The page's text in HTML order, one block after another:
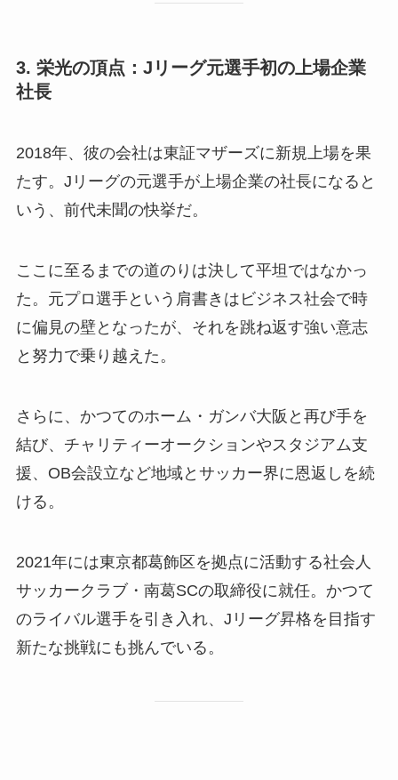
3. 栄光の頂点：Jリーグ元選手初の上場企業
社長
2018年、彼の会社は東証マザーズに新規上場を果
たす。Jリーグの元選手が上場企業の社長になると
いう、前代未聞の快挙だ。
ここに至るまでの道のりは決して平坦ではなかっ
た。元プロ選手という肩書きはビジネス社会で時
に偏見の壁となったが、それを跳ね返す強い意志
と努力で乗り越えた。
さらに、かつてのホーム・ガンバ大阪と再び手を
結び、チャリティーオークションやスタジアム支
援、OB会設立など地域とサッカー界に恩返しを続
ける。
2021年には東京都葛飾区を拠点に活動する社会人
サッカークラブ・南葛SCの取締役に就任。かつて
のライバル選手を引き入れ、Jリーグ昇格を目指す
新たな挑戦にも挑んでいる。